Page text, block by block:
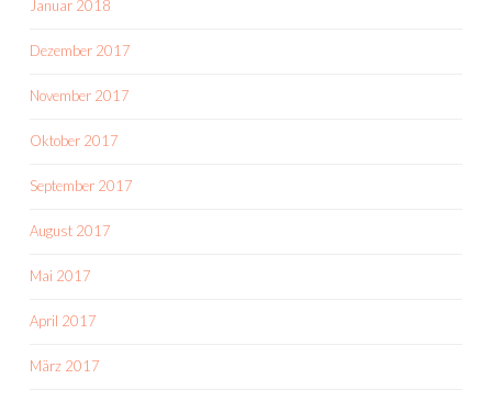
Januar 2018
Dezember 2017
November 2017
Oktober 2017
September 2017
August 2017
Mai 2017
April 2017
März 2017